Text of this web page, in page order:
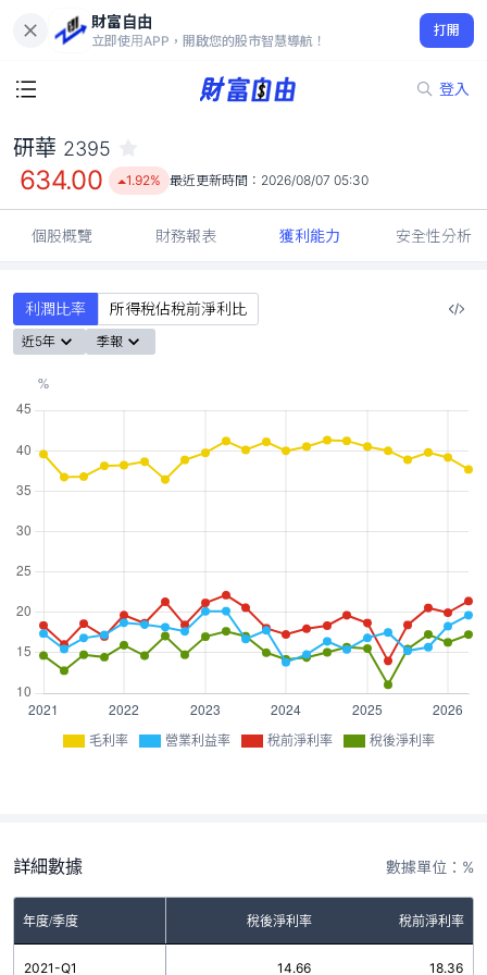
財富自由
立即使用APP，開啟您的股市智慧導航！
打開
登入
634.00
1.92%
研華 2395
634.00 1.92% 最近更新時間： 2026/08/07 05:30
個股概覽 財務報表 獲利能力 安全性分析
利潤比率 所得稅佔稅前淨利比
近5年 季報
毛利率 營業利益率 稅前淨利率 稅後淨利率
詳細數據 數據單位：%
年度/季度 稅後淨利率 稅前淨利率
2021-Q1 14.66 18.36